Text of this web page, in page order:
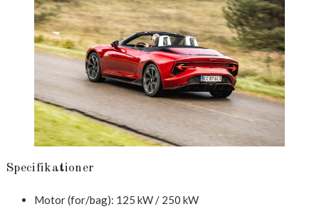
Specifikationer
Motor (for/bag): 125 kW / 250 kW